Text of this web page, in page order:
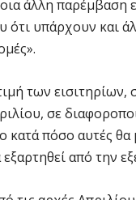
άλλη παρέμβαση
υπάρχουν και
των εισιτηρίων,
σε
κατά πόσο αυτές
από την